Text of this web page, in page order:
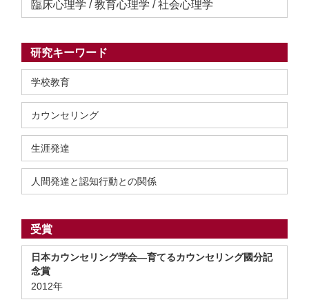
臨床心理学 / 教育心理学 / 社会心理学
研究キーワード
学校教育
カウンセリング
生涯発達
人間発達と認知行動との関係
受賞
日本カウンセリング学会―育てるカウンセリング國分記
念賞
2012年